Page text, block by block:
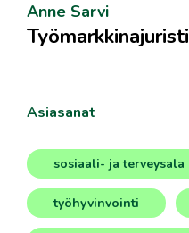
Anne Sarvi
Työmarkkinajuristi
Asiasanat
sosiaali- ja terveysala
,, työhyvinvointi